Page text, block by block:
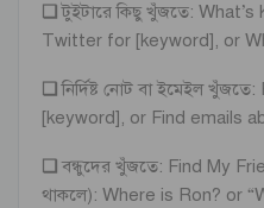
❏টুইটারে কিছু খুঁজতে:
Twitter for [keyword], or
❏নির্দিষ্ট নোট বা ইমেইল
[keyword], or Find emails
❏ বন্ধুদের খুঁজতে: Find My
থাকলে): Where is Ron? or